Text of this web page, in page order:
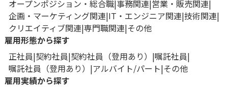
オープンポジション・総合職 事務関連 営業・販売関連
企画・マーケティング関連 IT・エンジニア関連 技術関連
クリエイティブ関連 専門職関連 その他
雇用形態から探す
正社員 契約社員 契約社員（登用あり）
嘱託社員
嘱託社員（登用あり）
アルバイト/パート その他
雇用実績から探す